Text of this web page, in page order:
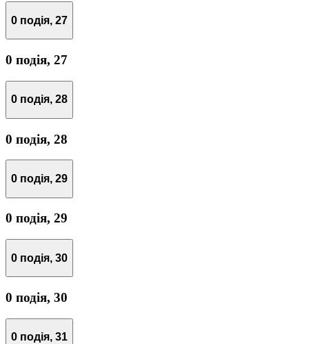
0 подія, 27
0 подія, 27
0 подія, 28
0 подія, 28
0 подія, 29
0 подія, 29
0 подія, 30
0 подія, 30
0 подія, 31